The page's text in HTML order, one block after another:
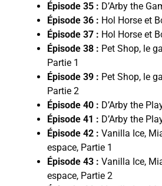
Épisode 35 : D’Arby the
Épisode 36 : Hol Horse et
Épisode 37 : Hol Horse et
Épisode 38 : Pet Shop, le
Partie 1
Épisode 39 : Pet Shop, le
Partie 2
Épisode 40 : D’Arby the
Épisode 41 : D’Arby the
Épisode 42 : Vanilla Ice,
espace, Partie 1
Épisode 43 : Vanilla Ice,
espace, Partie 2